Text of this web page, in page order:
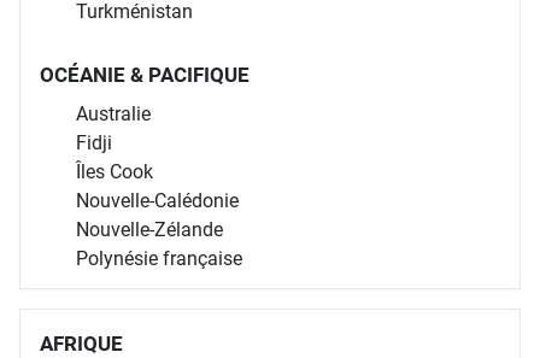
Turkménistan
OCÉANIE & PACIFIQUE
Australie
Fidji
Îles Cook
Nouvelle-Calédonie
Nouvelle-Zélande
Polynésie française
AFRIQUE